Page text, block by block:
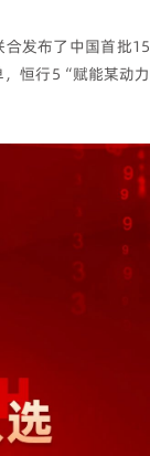
发布了中国首批15
恒行5“赋能某动力